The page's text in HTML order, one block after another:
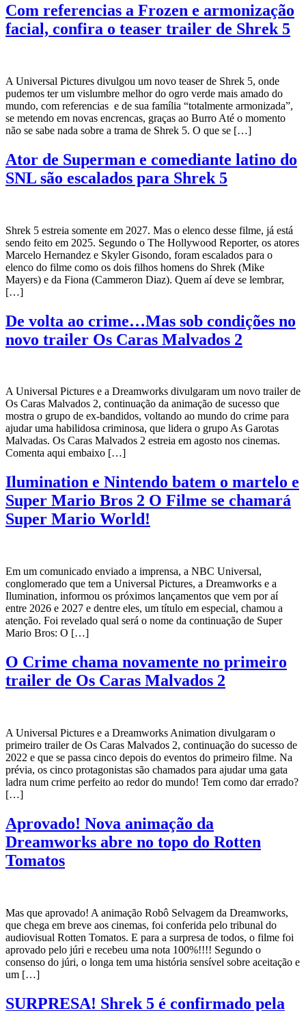
Com referencias a Frozen e armonização
facial, confira o teaser trailer de Shrek 5
A Universal Pictures divulgou um novo teaser de Shrek 5, onde
pudemos ter um vislumbre melhor do ogro verde mais amado do
mundo, com referencias e de sua família “totalmente armonizada”,
se metendo em novas encrencas, graças ao Burro Até o momento
não se sabe nada sobre a trama de Shrek 5. O que se […]
Ator de Superman e comediante latino do
SNL são escalados para Shrek 5
Shrek 5 estreia somente em 2027. Mas o elenco desse filme, já está
sendo feito em 2025. Segundo o The Hollywood Reporter, os atores
Marcelo Hernandez e Skyler Gisondo, foram escalados para o
elenco do filme como os dois filhos homens do Shrek (Mike
Mayers) e da Fiona (Cammeron Diaz). Quem aí deve se lembrar,
[…]
De volta ao crime…Mas sob condições no
novo trailer Os Caras Malvados 2
A Universal Pictures e a Dreamworks divulgaram um novo trailer de
Os Caras Malvados 2, continuação da animação de sucesso que
mostra o grupo de ex-bandidos, voltando ao mundo do crime para
ajudar uma habilidosa criminosa, que lidera o grupo As Garotas
Malvadas. Os Caras Malvados 2 estreia em agosto nos cinemas.
Comenta aqui embaixo […]
Ilumination e Nintendo batem o martelo e
Super Mario Bros 2 O Filme se chamará
Super Mario World!
Em um comunicado enviado a imprensa, a NBC Universal,
conglomerado que tem a Universal Pictures, a Dreamworks e a
Ilumination, informou os próximos lançamentos que vem por aí
entre 2026 e 2027 e dentre eles, um título em especial, chamou a
atenção. Foi revelado qual será o nome da continuação de Super
Mario Bros: O […]
O Crime chama novamente no primeiro
trailer de Os Caras Malvados 2
A Universal Pictures e a Dreamworks Animation divulgaram o
primeiro trailer de Os Caras Malvados 2, continuação do sucesso de
2022 e que se passa cinco depois do eventos do primeiro filme. Na
prévia, os cinco protagonistas são chamados para ajudar uma gata
ladra num crime perfeito ao redor do mundo! Tem como dar errado?
[…]
Aprovado! Nova animação da
Dreamworks abre no topo do Rotten
Tomatos
Mas que aprovado! A animação Robô Selvagem da Dreamworks,
que chega em breve aos cinemas, foi conferida pelo tribunal do
audiovisual Rotten Tomatos. E para a surpresa de todos, o filme foi
aprovado pelo júri e recebeu uma nota 100%!!!! Segundo o
consenso do júri, o longa tem uma história sensível sobre aceitação e
um […]
SURPRESA! Shrek 5 é confirmado pela